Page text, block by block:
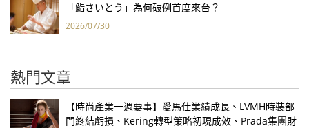
「鮨さいとう」為何破例首度來台？
2026/07/30
熱門文章
【時尚產業一週要事】愛馬仕業績成長、LVMH時裝部
門終結虧損、Kering轉型策略初現成效、Prada集團財